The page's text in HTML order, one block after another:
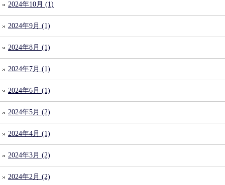
2024年10月 (1)
2024年9月 (1)
2024年8月 (1)
2024年7月 (1)
2024年6月 (1)
2024年5月 (2)
2024年4月 (1)
2024年3月 (2)
2024年2月 (2)